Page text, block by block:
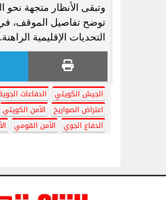
وتبقى الأنظار متجهة
توضح تفاصيل الموقف،
التحديات الإقليمية الراهنة.
الجيش الكويتي الدفاعات
اعتراض الصواريخ
الأمن الكويتي
الدفاع الجوي
الأمن القومي